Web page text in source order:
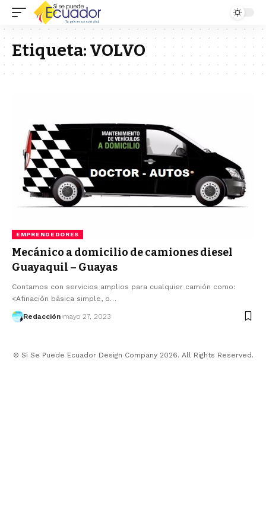
Etiqueta: VOLVO
EMPRENDEDORES
Mecánico a domicilio de camiones diesel
Guayaquil – Guayas
Contamos con servicios amplios para cualquier camión como:
<Afinación básica simple, o…
Redacción mayo 27, 2023
© Si Se Puede Ecuador Design Company 2026. All Rights Reserved.